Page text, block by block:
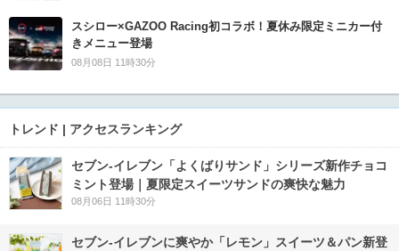
スシロー×GAZOO Racing初コラボ！夏休み限定ミニカー付
きメニュー登場
08月08日 11時30分
トレンド | アクセスランキング
セブン‐イレブン「よくばりサンド」シリーズ新作チョコ
ミント登場｜夏限定スイーツサンドの爽快な魅力
08月06日 11時30分
セブン‐イレブンに爽やか「レモン」スイーツ＆パン新登